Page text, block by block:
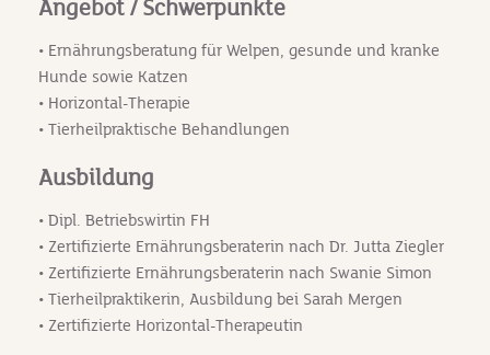
Angebot / Schwerpunkte
• Ernährungsberatung für Welpen, gesunde und kranke
Hunde sowie Katzen
• Horizontal-Therapie
• Tierheilpraktische Behandlungen
Ausbildung
• Dipl. Betriebswirtin FH
• Zertifizierte Ernährungsberaterin nach Dr. Jutta Ziegler
• Zertifizierte Ernährungsberaterin nach Swanie Simon
• Tierheilpraktikerin, Ausbildung bei Sarah Mergen
• Zertifizierte Horizontal-Therapeutin